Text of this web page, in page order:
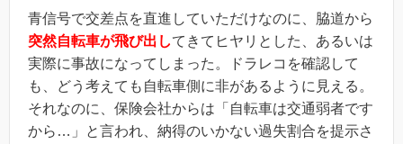
青信号で交差点を直進していただけなのに、脇道から
突然自転車が飛び出してきてヒヤリとした、あるいは
実際に事故になってしまった。ドラレコを確認して
も、どう考えても自転車側に非があるように見える。
それなのに、保険会社からは「自転車は交通弱者です
から…」と言われ、納得のいかない過失割合を提示さ